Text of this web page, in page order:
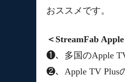
おススメです。
＜StreamFab
❶、多国のApple
❷、Apple TV Plus